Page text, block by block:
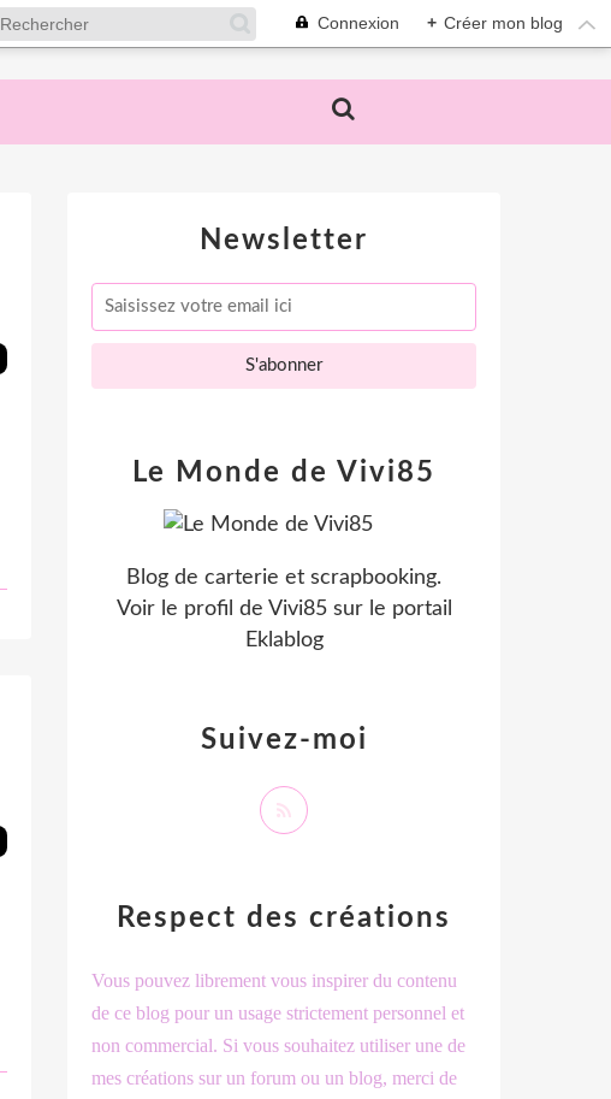
Connexion + Créer mon blog
Newsletter
Le Monde de Vivi85
Blog de carterie et scrapbooking.
Voir le profil de Vivi85sur le portail
Eklablog
Suivez-moi
Respect des créations
Vous pouvez librement vous inspirer du contenu
de ce blog pour un usage strictement personnel et
non commercial. Si vous souhaitez utiliser une de
mes créations sur un forum ou un blog, merci de